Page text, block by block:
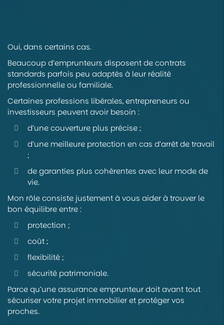
Oui, dans certains cas.
Beaucoup d’emprunteurs disposent de contrats
standards parfois peu adaptés à leur réalité
professionnelle ou familiale.
Certaines professions libérales, entrepreneurs ou
investisseurs peuvent avoir besoin :
d’une couverture plus précise ;
d’une meilleure protection en cas d’arrêt de travail
;
de garanties plus cohérentes avec leur mode de
vie.
Mon rôle consiste justement à vous aider à trouver le
bon équilibre entre :
protection ;
coût ;
flexibilité ;
sécurité patrimoniale.
Parce qu’une assurance emprunteur doit avant tout
sécuriser votre projet immobilier et protéger vos
proches.